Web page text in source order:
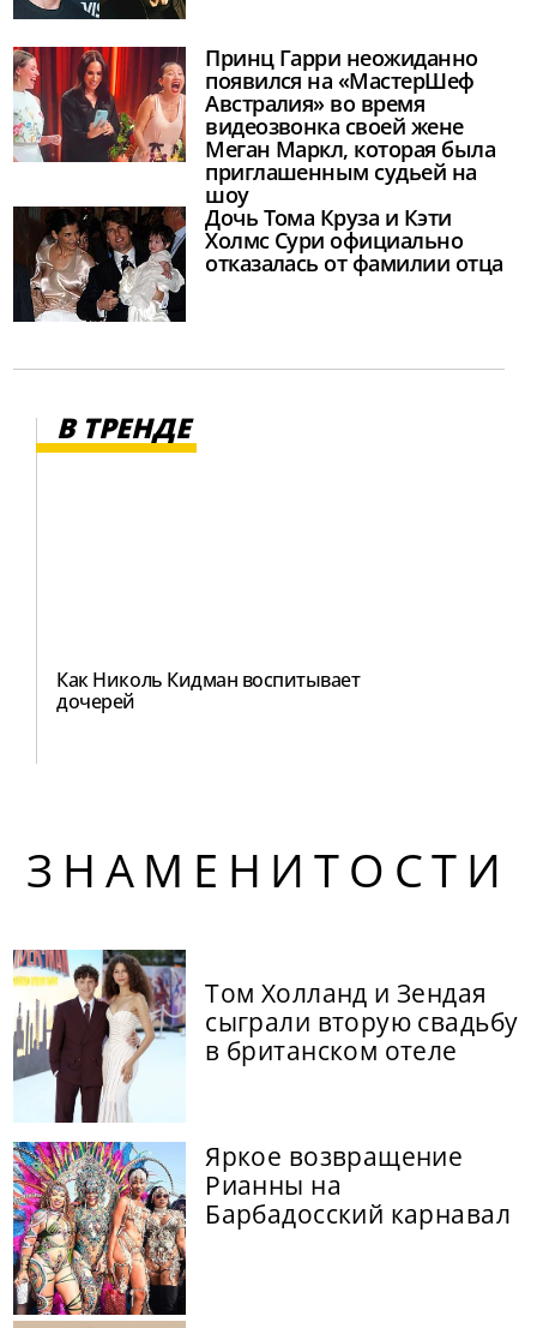
Принц Гарри неожиданно
появился на «МастерШеф
Австралия» во время
видеозвонка своей жене
Меган Маркл, которая была
приглашенным судьей на
шоу
Дочь Тома Круза и Кэти
Холмс Сури официально
отказалась от фамилии отца
В ТРЕНДЕ
Как Николь Кидман воспитывает
дочерей
ЗНАМЕНИТОСТИ
Том Холланд и Зендая
сыграли вторую свадьбу
в британском отеле
Яркое возвращение
Рианны на
Барбадосский карнавал